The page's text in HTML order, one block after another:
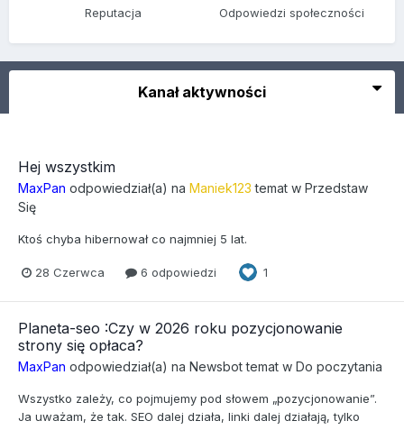
Reputacja Odpowiedzi społeczności
Kanał aktywności
Hej wszystkim
MaxPan odpowiedział(a) na Maniek123 temat w Przedstaw
Się
Ktoś chyba hibernował co najmniej 5 lat.
28 Czerwca 6 odpowiedzi 1
Planeta-seo :Czy w 2026 roku pozycjonowanie
strony się opłaca?
MaxPan odpowiedział(a) na Newsbottemat w Do poczytania
Wszystko zależy, co pojmujemy pod słowem „pozycjonowanie”.
Ja uważam, że tak. SEO dalej działa, linki dalej działają, tylko